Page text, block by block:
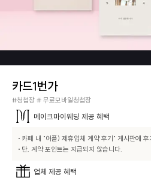
카드1번가
#청첩장 # 무료모바일청첩장
메이크마이웨딩 제공 혜택
• 카페 내 "어플) 제휴업체 계약 후기" 게시판에
• 단, 계약 포인트는 지급되지 않습니다.
업체 제공 혜택